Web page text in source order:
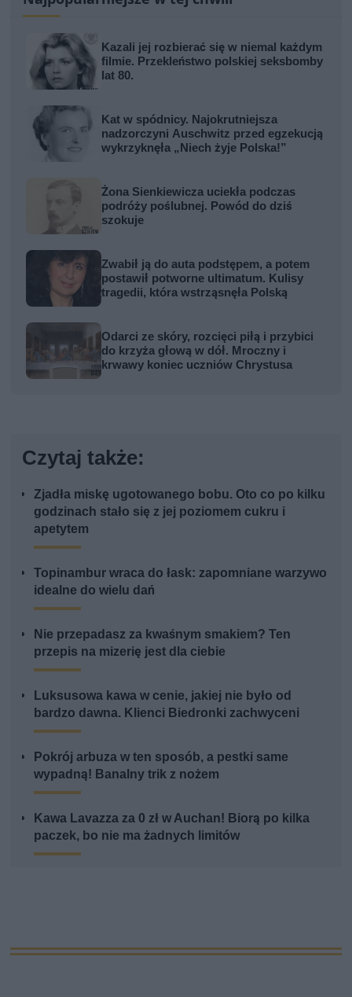
Kazali jej rozbierać się w niemal każdym
filmie. Przekleństwo polskiej seksbomby
lat 80.
Kat w spódnicy. Najokrutniejsza
nadzorczyni Auschwitz przed egzekucją
wykrzyknęła „Niech żyje Polska!”
Żona Sienkiewicza uciekła podczas
podróży poślubnej. Powód do dziś
szokuje
Zwabił ją do auta podstępem, a potem
postawił potworne ultimatum. Kulisy
tragedii, która wstrząsnęła Polską
Odarci ze skóry, rozcięci piłą i przybici
do krzyża głową w dół. Mroczny i
krwawy koniec uczniów Chrystusa
Czytaj także:
Zjadła miskę ugotowanego bobu. Oto co po kilku
godzinach stało się z jej poziomem cukru i
apetytem
Topinambur wraca do łask: zapomniane warzywo
idealne do wielu dań
Nie przepadasz za kwaśnym smakiem? Ten
przepis na mizerię jest dla ciebie
Luksusowa kawa w cenie, jakiej nie było od
bardzo dawna. Klienci Biedronki zachwyceni
Pokrój arbuza w ten sposób, a pestki same
wypadną! Banalny trik z nożem
Kawa Lavazza za 0 zł w Auchan! Biorą po kilka
paczek, bo nie ma żadnych limitów